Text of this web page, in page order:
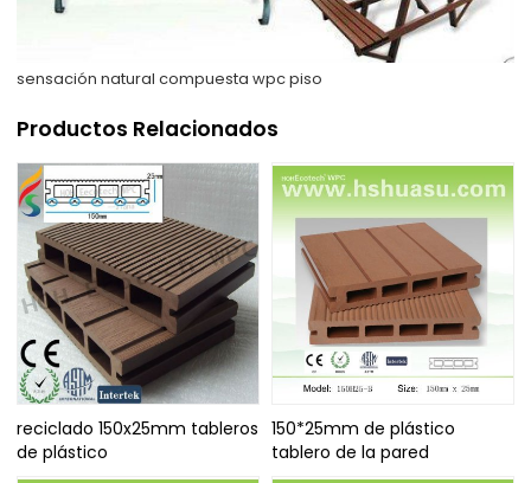
sensación natural compuesta wpc piso
Productos Relacionados
reciclado 150x25mm tableros
de plástico
150*25mm de plástico
tablero de la pared